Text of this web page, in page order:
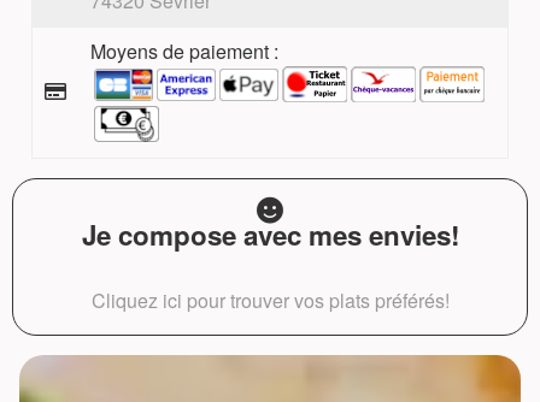
Moyens de paiement :
Je compose avec mes envies!
Cliquez ici pour trouver vos plats préférés!